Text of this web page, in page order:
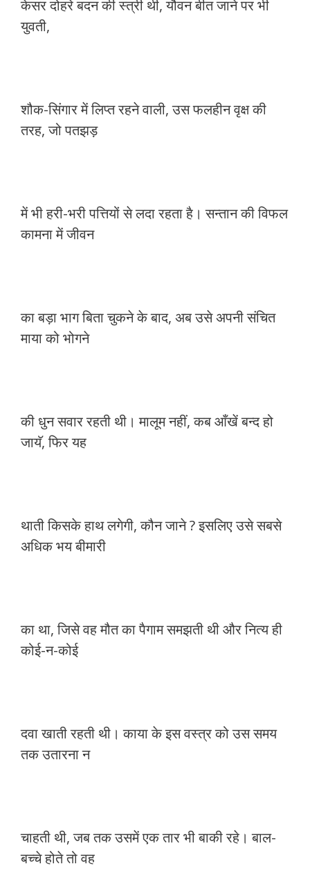
केसर दोहरे बदन की स्त्री थी, यौवन बीत जाने पर भी
युवती,
शौक-सिंगार में लिप्त रहने वाली, उस फलहीन वृक्ष की
तरह, जो पतझड़
में भी हरी-भरी पत्तियों से लदा रहता है। सन्तान की विफल
कामना में जीवन
का बड़ा भाग बिता चुकने के बाद, अब उसे अपनी संचित
माया को भोगने
की धुन सवार रहती थी। मालूम नहीं, कब आँखें बन्द हो
जायॅ, फिर यह
थाती किसके हाथ लगेगी, कौन जाने ? इसलिए उसे सबसे
अधिक भय बीमारी
का था, जिसे वह मौत का पैगाम समझती थी और नित्य ही
कोई-न-कोई
दवा खाती रहती थी। काया के इस वस्त्र को उस समय
तक उतारना न
चाहती थी, जब तक उसमें एक तार भी बाकी रहे। बाल-
बच्चे होते तो वह